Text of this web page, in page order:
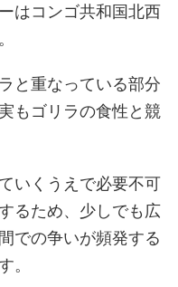
はコンゴ共和国北西
と重なっている部分
もゴリラの食性と競
いくうえで必要不可
るため、少しでも広
での争いが頻発する
。